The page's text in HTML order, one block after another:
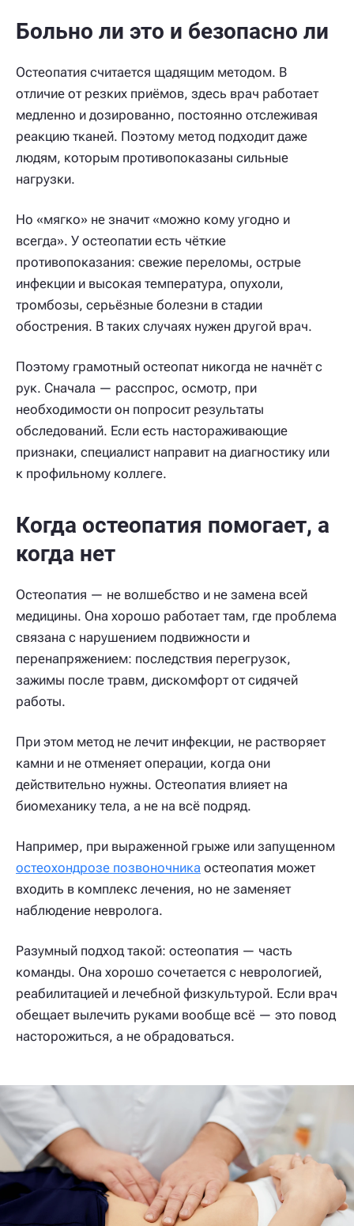
Больно ли это и безопасно ли
Остеопатия считается щадящим методом. В
отличие от резких приёмов, здесь врач работает
медленно и дозированно, постоянно отслеживая
реакцию тканей. Поэтому метод подходит даже
людям, которым противопоказаны сильные
нагрузки.
Но «мягко» не значит «можно кому угодно и
всегда». У остеопатии есть чёткие
противопоказания: свежие переломы, острые
инфекции и высокая температура, опухоли,
тромбозы, серьёзные болезни в стадии
обострения. В таких случаях нужен другой врач.
Поэтому грамотный остеопат никогда не начнёт с
рук. Сначала — расспрос, осмотр, при
необходимости он попросит результаты
обследований. Если есть настораживающие
признаки, специалист направит на диагностику или
к профильному коллеге.
Когда остеопатия помогает, а
когда нет
Остеопатия — не волшебство и не замена всей
медицины. Она хорошо работает там, где проблема
связана с нарушением подвижности и
перенапряжением: последствия перегрузок,
зажимы после травм, дискомфорт от сидячей
работы.
При этом метод не лечит инфекции, не растворяет
камни и не отменяет операции, когда они
действительно нужны. Остеопатия влияет на
биомеханику тела, а не на всё подряд.
Например, при выраженной грыже или запущенном
остеохондрозе позвоночника остеопатия может
входить в комплекс лечения, но не заменяет
наблюдение невролога.
Разумный подход такой: остеопатия — часть
команды. Она хорошо сочетается с неврологией,
реабилитацией и лечебной физкультурой. Если врач
обещает вылечить руками вообще всё — это повод
насторожиться, а не обрадоваться.